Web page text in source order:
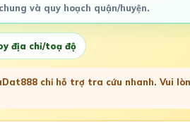
và quy hoạch quận/huyện.
địa chỉ/toạ độ
chỉ hỗ trợ tra cứu nhanh. Vui